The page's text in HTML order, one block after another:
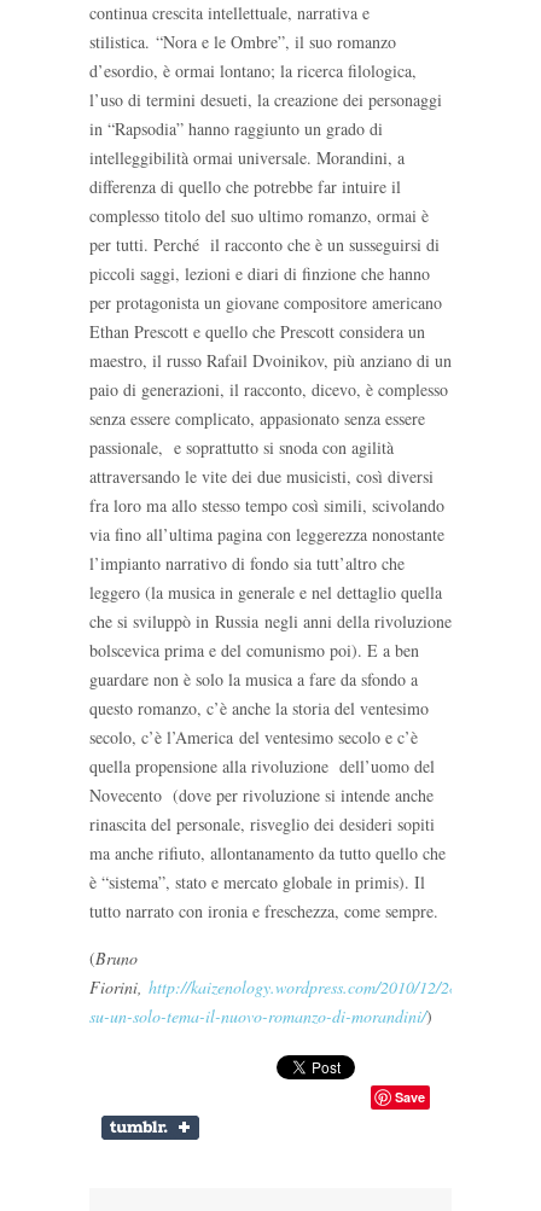
continua crescita intellettuale, narrativa e
stilistica. “Nora e le Ombre”, il suo romanzo
d’esordio, è ormai lontano; la ricerca filologica,
l’uso di termini desueti, la creazione dei personaggi
in “Rapsodia” hanno raggiunto un grado di
intelleggibilità ormai universale. Morandini, a
differenza di quello che potrebbe far intuire il
complesso titolo del suo ultimo romanzo, ormai è
per tutti. Perché il racconto che è un susseguirsi di
piccoli saggi, lezioni e diari di finzione che hanno
per protagonista un giovane compositore americano
Ethan Prescott e quello che Prescott considera un
maestro, il russo Rafail Dvoinikov, più anziano di un
paio di generazioni, il racconto, dicevo, è complesso
senza essere complicato, appasionato senza essere
passionale, e soprattutto si snoda con agilità
attraversando le vite dei due musicisti, così diversi
fra loro ma allo stesso tempo così simili, scivolando
via fino all’ultima pagina con leggerezza nonostante
l’impianto narrativo di fondo sia tutt’altro che
leggero (la musica in generale e nel dettaglio quella
che si sviluppò in Russia negli anni della rivoluzione
bolscevica prima e del comunismo poi). E a ben
guardare non è solo la musica a fare da sfondo a
questo romanzo, c’è anche la storia del ventesimo
secolo, c’è l’America del ventesimo secolo e c’è
quella propensione alla rivoluzione dell’uomo del
Novecento (dove per rivoluzione si intende anche
rinascita del personale, risveglio dei desideri sopiti
ma anche rifiuto, allontanamento da tutto quello che
è “sistema”, stato e mercato globale in primis). Il
tutto narrato con ironia e freschezza, come sempre.
(Bruno
Fiorini, http://kaizenology.wordpress.com/2010/12/28/rapsodia-
su-un-solo-tema-il-nuovo-romanzo-di-morandini/)
Save